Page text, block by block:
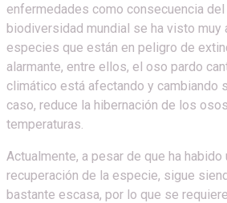
enfermedades como consecuencia
biodiversidad mundial se ha visto muy
especies que están en peligro de
alarmante, entre ellos, el oso pardo
climático está afectando y cambiando
caso, reduce la hibernación de los
temperaturas.
Actualmente, a pesar de que ha habido
recuperación de la especie, sigue
bastante escasa, por lo que se